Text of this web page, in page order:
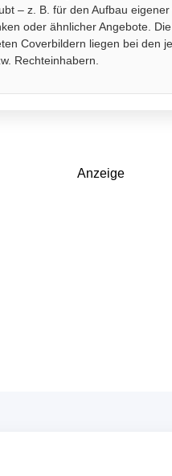
– z. B. für den Aufbau eigener
oder ähnlicher Angebote.
Coverbildern liegen bei den
Rechteinhabern.
Anzeige